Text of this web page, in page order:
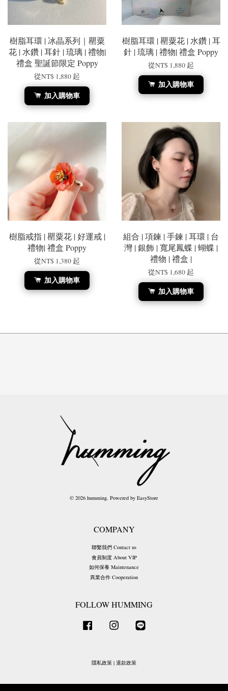
樹脂耳環 | 冰晶系列｜罌粟
花 | 水鑽 | 耳針 | 琉璃 | 禮物|
禮盒 聖誕節限定 Poppy
從NT$ 1,880 起
加入購物車
樹脂耳環 | 罌粟花 | 水鑽 | 耳
針 | 琉璃 | 禮物| 禮盒 Poppy
從NT$ 1,880 起
加入購物車
樹脂戒指 | 罌粟花 | 好運戒 |
禮物| 禮盒 Poppy
從NT$ 1,380 起
加入購物車
組合 | 項鍊 | 手鍊 | 耳環 | 台
灣 | 銀飾 | 寬尾鳳蝶 | 蝴蝶 |
禮物 | 禮盒 |
從NT$ 1,680 起
加入購物車
© 2026 humming. Powered by EasyStore
COMPANY
聯繫我們 Contact us
會員制度 About VIP
如何保養 Maintenance
異業合作 Cooperation
FOLLOW HUMMING
Facebook Instagram
隱私政策 | 退款政策